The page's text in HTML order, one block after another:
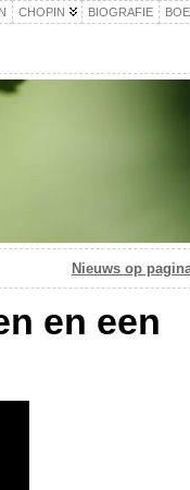
CHOPIN BIOGRAFIE
Nieuws op
en een